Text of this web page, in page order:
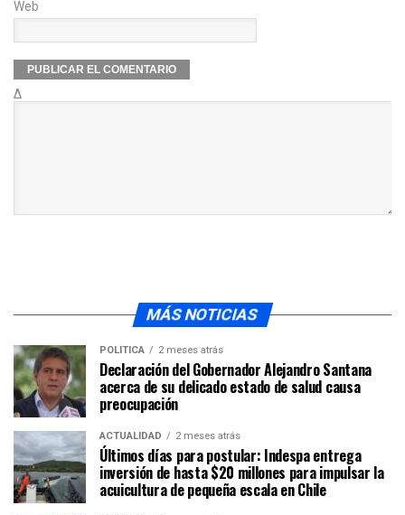
Web
Δ
MÁS NOTICIAS
POLÍTICA 2 meses atrás
Declaración del Gobernador Alejandro Santana
acerca de su delicado estado de salud causa
preocupación
ACTUALIDAD 2 meses atrás
Últimos días para postular: Indespa entrega
inversión de hasta $20 millones para impulsar la
acuicultura de pequeña escala en Chile